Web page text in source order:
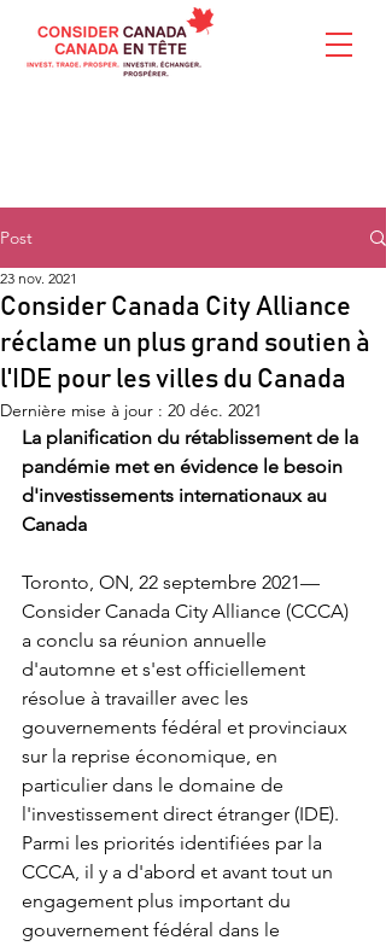
Post
Consider Canada City Alliance
réclame un plus grand soutien à
l'IDE pour les villes du Canada
23 nov. 2021
Dernière mise à jour : 20 déc. 2021
La planification du rétablissement de la
pandémie met en évidence le besoin
d'investissements internationaux au
Canada
Toronto, ON, 22 septembre 2021—
Consider Canada City Alliance (CCCA)
a conclu sa réunion annuelle
d'automne et s'est officiellement
résolue à travailler avec les
gouvernements fédéral et provinciaux
sur la reprise économique, en
particulier dans le domaine de
l'investissement direct étranger (IDE).
Parmi les priorités identifiées par la
CCCA, il y a d'abord et avant tout un
engagement plus important du
gouvernement fédéral dans le